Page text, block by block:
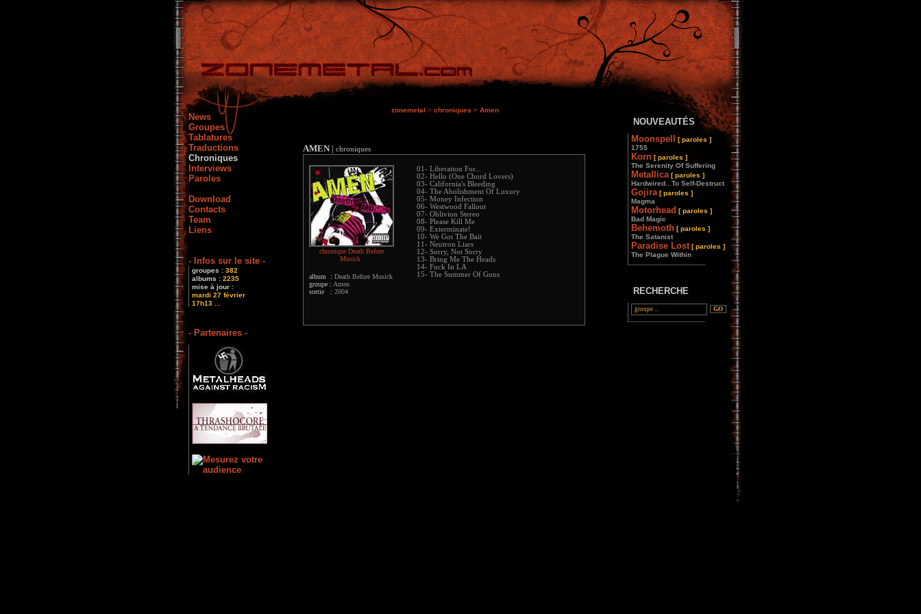
News
Groupes
Tablatures
Traductions
Chroniques
Interviews
Paroles
Download
Contacts
Team
Liens
- Infos sur le site -
groupes : 382
albums : 2235
mise à jour :
mardi 27 février
17h13 ...
- Partenaires -
zonemetal > chroniques > Amen
AMEN | chroniques
chronique Death Before
Musick
album : Death Before Musick
groupe : Amen
sortie : 2004
01- Liberation For...
02- Hello (One Chord Lovers)
03- California's Bleeding
04- The Abolishment Of Luxury
05- Money Infection
06- Westwood Fallout
07- Oblivion Stereo
08- Please Kill Me
09- Exterminate!
10- We Got The Bait
11- Neutron Liars
12- Sorry, Not Sorry
13- Bring Me The Heads
14- Fuck In LA
15- The Summer Of Guns
NOUVEAUTÉS
Moonspell
[ paroles ]
1755
Korn [ paroles ]
The Serenity Of Suffering
Metallica [ paroles ]
Hardwired...To Self-Destruct
Gojira [ paroles ]
Magma
Motorhead [ paroles ]
Bad Magic
Behemoth [ paroles ]
The Satanist
Paradise Lost [ paroles ]
The Plague Within
________________
RECHERCHE
________________